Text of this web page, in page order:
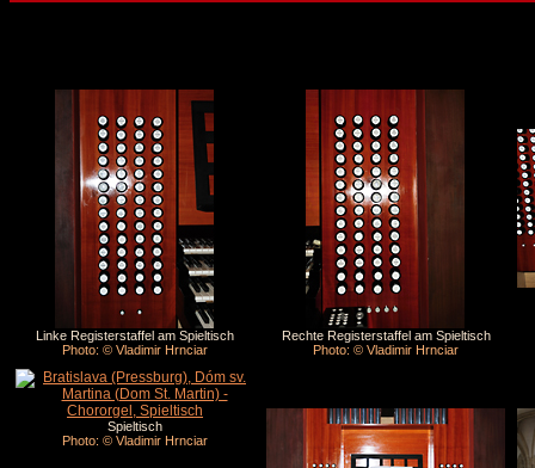
Linke Registerstaffel am Spieltisch
Photo: © Vladimir Hrnciar
Rechte Registerstaffel am Spieltisch
Photo: © Vladimir Hrnciar
Spieltisch
Photo: © Vladimir Hrnciar